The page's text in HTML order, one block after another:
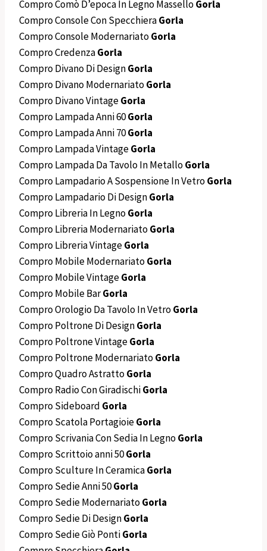
Compro Comò D’epoca In Legno MasselloGorla
Compro Console Con SpecchieraGorla
Compro Console ModernariatoGorla
Compro CredenzaGorla
Compro Divano Di DesignGorla
Compro Divano ModernariatoGorla
Compro Divano VintageGorla
Compro Lampada Anni 60Gorla
Compro Lampada Anni 70Gorla
Compro Lampada VintageGorla
Compro Lampada Da Tavolo In MetalloGorla
Compro Lampadario A Sospensione In VetroGorla
Compro Lampadario Di DesignGorla
Compro Libreria In LegnoGorla
Compro Libreria ModernariatoGorla
Compro Libreria VintageGorla
Compro Mobile ModernariatoGorla
Compro Mobile VintageGorla
Compro Mobile BarGorla
Compro Orologio Da Tavolo In VetroGorla
Compro Poltrone Di DesignGorla
Compro Poltrone VintageGorla
Compro Poltrone ModernariatoGorla
Compro Quadro AstrattoGorla
Compro Radio Con GiradischiGorla
Compro Sideboard Gorla
Compro Scatola PortagioieGorla
Compro Scrivania Con Sedia In LegnoGorla
Compro Scrittoio anni 50Gorla
Compro Sculture In CeramicaGorla
Compro Sedie Anni 50Gorla
Compro Sedie ModernariatoGorla
Compro Sedie Di DesignGorla
Compro Sedie Giò PontiGorla